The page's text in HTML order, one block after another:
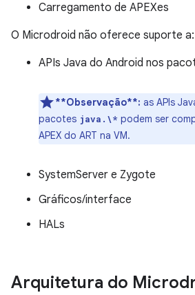
Carregamento de APEXes
O Microdroid não oferece suporte a:
APIs Java do Android nos
**Observação**: as APIs
pacotes java.\* podem ser
APEX do ART na VM.
SystemServer e Zygote
Gráficos/interface
HALs
Arquitetura do